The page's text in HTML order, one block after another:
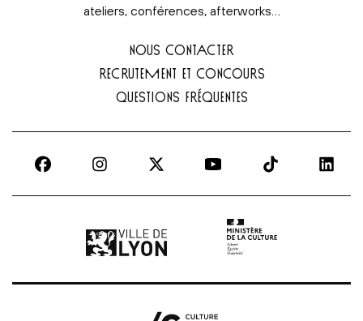
ateliers, conférences, afterworks…
NOUS CONTACTER
RECRUTEMENT ET CONCOURS
QUESTIONS FRÉQUENTES
Ville de Lyon | lien externeMinistère de la culture